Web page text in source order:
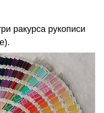
ракурса рукописи